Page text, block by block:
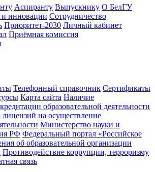
Аспиранту Выпускнику О БелГУ
и инновации Сотрудничество
Приоритет-2030 Личный кабинет
Приёмная комиссия
Телефонный справочник Сертификаты
Карта сайта Наличие
образовательной деятельности
на осуществление
Министерствo науки и
РФ Федеральный портал «Российское
об образовательной организации
Противодействие коррупции, терроризму
связь